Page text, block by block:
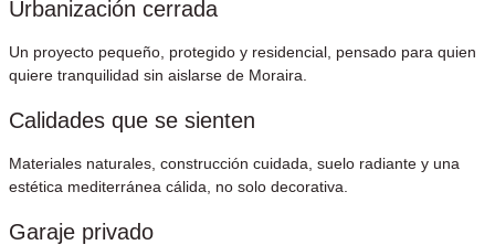
Urbanización cerrada
Un proyecto pequeño, protegido y residencial, pensado para quien
quiere tranquilidad sin aislarse de Moraira.​
Calidades que se sienten
Materiales naturales, construcción cuidada, suelo radiante y una
estética mediterránea cálida, no solo decorativa.
Garaje privado​